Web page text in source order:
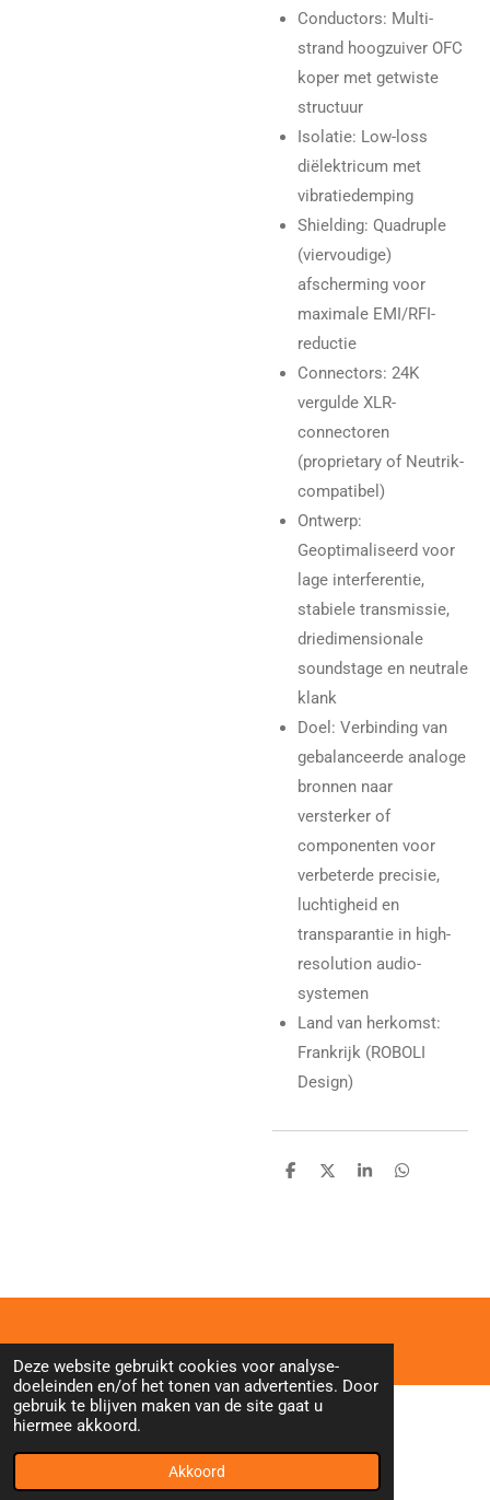
Deze website gebruikt cookies voor analyse-
doeleinden en/of het tonen van advertenties. Door
gebruik te blijven maken van de site gaat u
hiermee akkoord.
Akkoord
Conductors: Multi-
strand hoogzuiver OFC
koper met getwiste
structuur
Isolatie: Low-loss
diëlektricum met
vibratiedemping
Shielding: Quadruple
(viervoudige)
afscherming voor
maximale EMI/RFI-
reductie
Connectors: 24K
vergulde XLR-
connectoren
(proprietary of Neutrik-
compatibel)
Ontwerp:
Geoptimaliseerd voor
lage interferentie,
stabiele transmissie,
driedimensionale
soundstage en neutrale
klank
Doel: Verbinding van
gebalanceerde analoge
bronnen naar
versterker of
componenten voor
verbeterde precisie,
luchtigheid en
transparantie in high-
resolution audio-
systemen
Land van herkomst:
Frankrijk (ROBOLI
Design)
D
D
S
D